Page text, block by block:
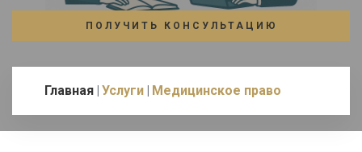
ПОЛУЧИТЬ КОНСУЛЬТАЦИЮ
Главная Услуги Медицинское право